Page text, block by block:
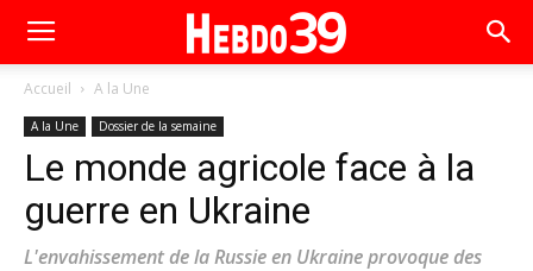
Accueil A la Une
A la Une Dossier de la semaine
Le monde agricole face à la
guerre en Ukraine
L'envahissement de la Russie en Ukraine provoque des